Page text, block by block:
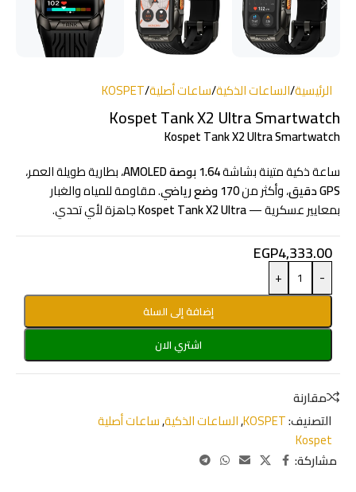
الرئيسية/الساعات الذكية/ساعات أصلية/
KOSPET
Kospet Tank X2 Ultra Smartwatch
Kospet Tank X2 Ultra Smartwatch
ساعة ذكية متينة بشاشة1.64 بوصة AMOLED
، بطارية طويلة العمر،
GPS دقيق
، وأكثر من170 وضع رياضي
. مقاومة للمياه والغبار
بمعايير عسكرية —Kospet Tank X2 Ultraجاهزة لأي تحدي.
EGP4,333.00
-
+
إضافة إلى السلة
اشتري الان
مقارنة
التصنيف:KOSPET
,الساعات الذكية,ساعات أصلية
Kospet
مشاركة: